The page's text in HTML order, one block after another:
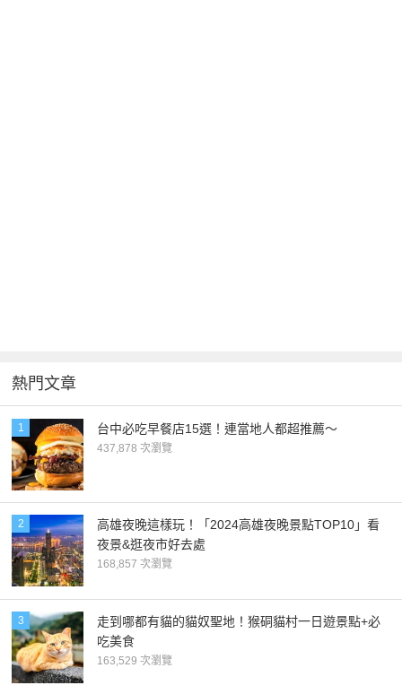
熱門文章
1 台中必吃早餐店15選！連當地人都超推薦～
437,878 次瀏覽
2
高雄夜晚這樣玩！「2024高雄夜晚景點TOP10」看
夜景&逛夜市好去處
168,857 次瀏覽
3
走到哪都有貓的貓奴聖地！猴硐貓村一日遊景點+必
吃美食
163,529 次瀏覽